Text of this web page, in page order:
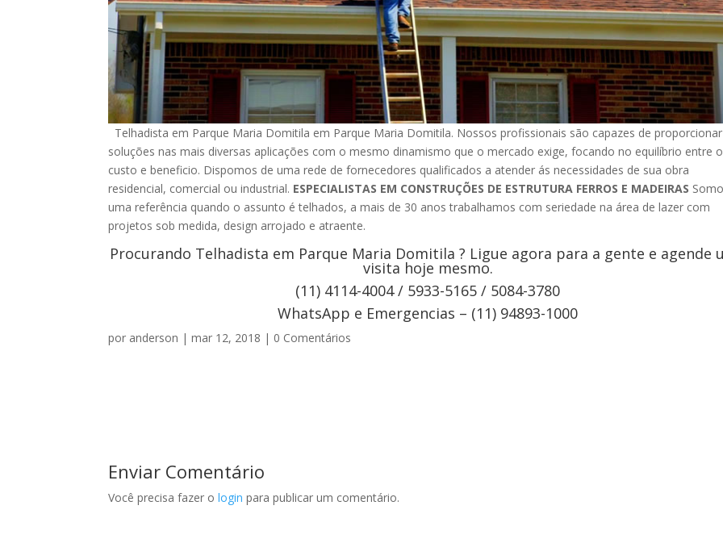
Telhadista em Parque Maria Domitila em Parque Maria Domitila. Nossos profissionais são capazes de proporcionar
soluções nas mais diversas aplicações com o mesmo dinamismo que o mercado exige, focando no equilíbrio entre o
custo e beneficio. Dispomos de uma rede de fornecedores qualificados a atender ás necessidades de sua obra
residencial, comercial ou industrial. ESPECIALISTAS EM CONSTRUÇÕES DE ESTRUTURA FERROS E MADEIRAS
uma referência quando o assunto é telhados, a mais de 30 anos trabalhamos com seriedade na área de lazer com
projetos sob medida, design arrojado e atraente.
Procurando Telhadista em Parque Maria Domitila ? Ligue agora para a gente e agende
visita hoje mesmo.
(11) 4114-4004 / 5933-5165 / 5084-3780
WhatsApp e Emergencias – (11) 94893-1000
por anderson |mar 12, 2018 | 0 Comentários
Enviar Comentário
Você precisa fazer ologin para publicar um comentário.